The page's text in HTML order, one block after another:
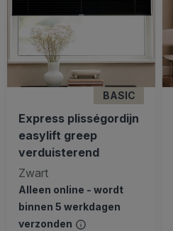
BASIC
Express plisségordijn
easylift greep
verduisterend
Zwart
Alleen online - wordt
binnen 5 werkdagen
verzonden